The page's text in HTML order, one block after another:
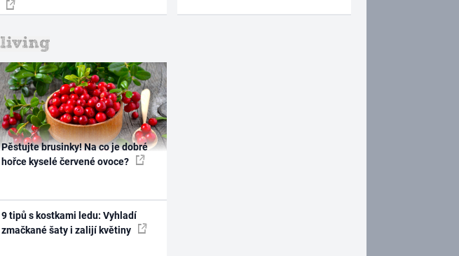
Pěstujte brusinky! Na co je dobré
hořce kyselé červené ovoce?
9 tipů s kostkami ledu: Vyhladí
zmačkané šaty i zalijí květiny